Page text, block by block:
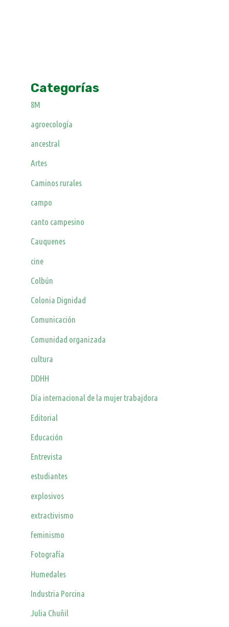
Categorías
8M
agroecología
ancestral
Artes
Caminos rurales
campo
canto campesino
Cauquenes
cine
Colbún
Colonia Dignidad
Comunicación
Comunidad organizada
cultura
DDHH
Día internacional de la mujer trabajdora
Editorial
Educación
Entrevista
estudiantes
explosivos
extractivismo
feminismo
Fotografía
Humedales
Industria Porcina
Julia Chuñil